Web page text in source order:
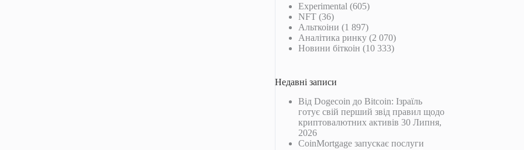
Experimental (605)
NFT (36)
Альткоіни (1 897)
Аналітика ринку (2 070)
Новини біткоін (10 333)
Недавні записи
Від Dogecoin до Bitcoin: Ізраїль
готує свій перший звід правил щодо
криптовалютних активів 30 Липня,
2026
CoinMortgage запускає послуги